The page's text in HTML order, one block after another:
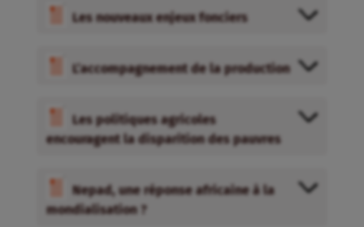
Les nouveaux enjeux fonciers
L’accompagnement de la production
Les politiques agricoles
encouragent la disparition des pauvres
Nepad, une réponse africaine à la
mondialisation ?